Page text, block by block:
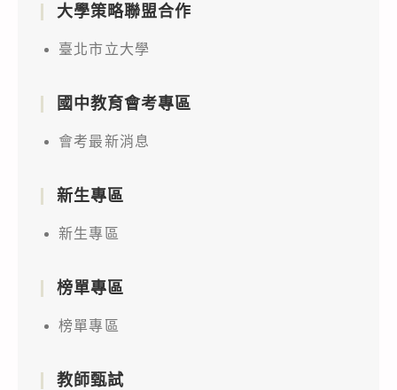
大學策略聯盟合作
臺北市立大學
國中教育會考專區
會考最新消息
新生專區
新生專區
榜單專區
榜單專區
教師甄試